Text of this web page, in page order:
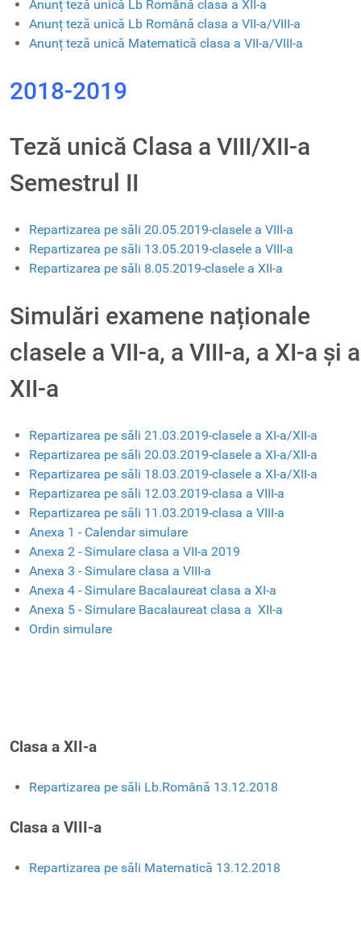
Anunț teză unică Lb Română clasa a XII-a
Anunț teză unică Lb Română clasa a VII-a/VIII-a
Anunț teză unică Matematică clasa a VII-a/VIII-a
2018-2019
Teză unică Clasa a VIII/XII-a
Semestrul II
Repartizarea pe săli 20.05.2019-clasele a VIII-a
Repartizarea pe săli 13.05.2019-clasele a VIII-a
Repartizarea pe săli 8.05.2019-clasele a XII-a
Simulări examene naționale
clasele a VII-a, a VIII-a, a XI-a și a
XII-a
Repartizarea pe săli 21.03.2019-clasele a XI-a/XII-a
Repartizarea pe săli 20.03.2019-clasele a XI-a/XII-a
Repartizarea pe săli 18.03.2019-clasele a XI-a/XII-a
Repartizarea pe săli 12.03.2019-clasa a VIII-a
Repartizarea pe săli 11.03.2019-clasa a VIII-a
Anexa 1 - Calendar simulare
Anexa 2 - Simulare clasa a VII-a 2019
Anexa 3 - Simulare clasa a VIII-a
Anexa 4 - Simulare Bacalaureat clasa a XI-a
Anexa 5 - Simulare Bacalaureat clasa a XII-a
Ordin simulare
Clasa a XII-a
Repartizarea pe săli Lb.Română 13.12.2018
Clasa a VIII-a
Repartizarea pe săli Matematică 13.12.2018